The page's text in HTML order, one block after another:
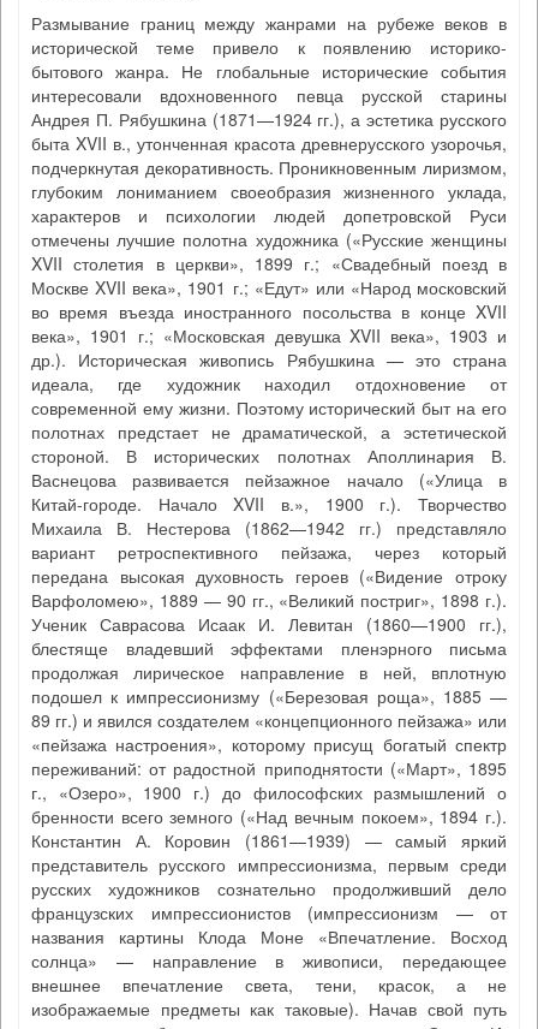
Размывание границ между жанрами на рубеже веков в
исторической теме привело к появлению историко-
бытового жанра. Не глобальные исторические события
интересовали вдохновенного певца русской старины
Андрея П. Рябушкина (1871—1924 гг.), а эстетика русского
быта XVII в., утонченная красота древнерусского узорочья,
подчеркнутая декоративность. Проникновенным лиризмом,
глубоким лониманием своеобразия жизненного уклада,
характеров и психологии людей допетровской Руси
отмечены лучшие полотна художника («Русские женщины
XVII столетия в церкви», 1899 г.; «Свадебный поезд в
Москве XVII века», 1901 г.; «Едут» или «Народ московский
во время въезда иностранного посольства в конце XVII
века», 1901 г.; «Московская девушка XVII века», 1903 и
др.). Историческая живопись Рябушкина — это страна
идеала, где художник находил отдохновение от
современной ему жизни. Поэтому исторический быт на его
полотнах предстает не драматической, а эстетической
стороной. В исторических полотнах Аполлинария В.
Васнецова развивается пейзажное начало («Улица в
Китай-городе. Начало XVII в.», 1900 г.). Творчество
Михаила В. Нестерова (1862—1942 гг.) представляло
вариант ретроспективного пейзажа, через который
передана высокая духовность героев («Видение отроку
Варфоломею», 1889 — 90 гг., «Великий постриг», 1898 г.).
Ученик Саврасова Исаак И. Левитан (1860—1900 гг.),
блестяще владевший эффектами пленэрного письма
продолжая лирическое направление в ней, вплотную
подошел к импрессионизму («Березовая роща», 1885 —
89 гг.) и явился создателем «концепционного пейзажа» или
«пейзажа настроения», которому присущ богатый спектр
переживаний: от радостной приподнятости («Март», 1895
г., «Озеро», 1900 г.) до философских размышлений о
бренности всего земного («Над вечным покоем», 1894 г.).
Константин А. Коровин (1861—1939) — самый яркий
представитель русского импрессионизма, первым среди
русских художников сознательно продолживший дело
французских импрессионистов (импрессионизм — от
названия картины Клода Моне «Впечатление. Восход
солнца» — направление в живописи, передающее
внешнее впечатление света, тени, красок, а не
изображаемые предметы как таковые). Начав свой путь